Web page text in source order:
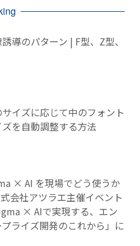
導のパターン | F型、Z型、
イズに応じて中のフォント
ズを自動調整する方法
× AI を現場でどう使うか
会社アツラエ主催イベント
× AIで実現する、エン
プライズ開発のこれから」に